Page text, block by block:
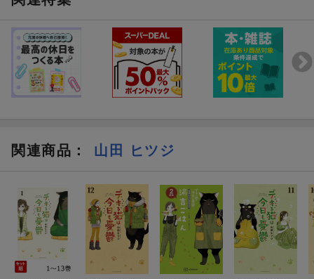
関連商品 ： 山田 ヒツジ